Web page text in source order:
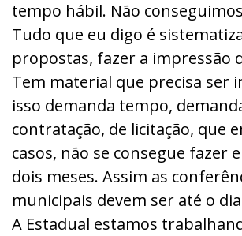
tempo hábil. Não
Tudo que eu digo é
propostas, fazer a impressão
Tem material que precisa ser
isso demanda tempo,
contratação, de licitação, que
casos, não se consegue fazer
dois meses. Assim as
municipais devem ser até o
A Estadual estamos